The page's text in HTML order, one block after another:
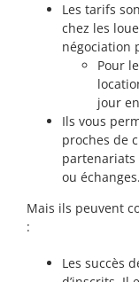
Les tarifs
chez les
négociation
Pour
jour
Ils vous
proches de
ou échanges.
Mais ils peuvent
:
Les succès